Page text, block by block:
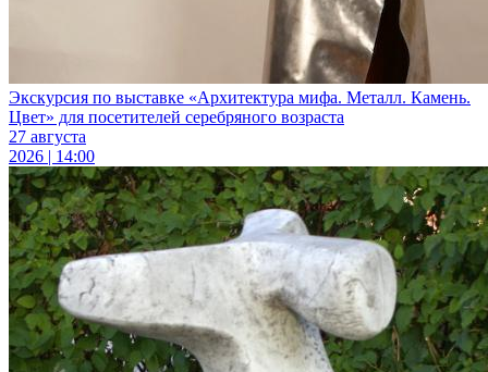
Экскурсия по выставке «Архитектура мифа. Металл. Камень.
Цвет» для посетителей серебряного возраста
27 августа
2026 | 14:00